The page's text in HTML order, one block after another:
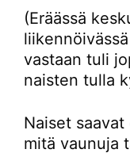
(Eräässä
vastaan tuli
naisten tulla
Naiset
mitä vaunuja